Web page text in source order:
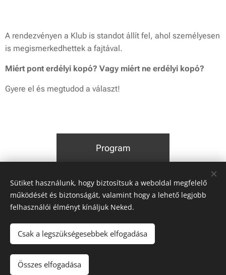
A rendezvényen a Klub is standot állít fel, ahol személyesen
is megismerkedhettek a fajtával.
Miért pont erdélyi kopó? Vagy miért ne erdélyi kopó?
Gyere el és megtudod a választ!
Program
Share
© 2019 MEKK | Minden jog fenntartva
Sütiket használunk, hogy biztosítsuk a weboldal megfelelő
működését és biztonságát, valamint hogy a lehető legjobb
felhasználói élményt kínáljuk Neked.
Csak a legszükségesebbek elfogadása
Összes elfogadása